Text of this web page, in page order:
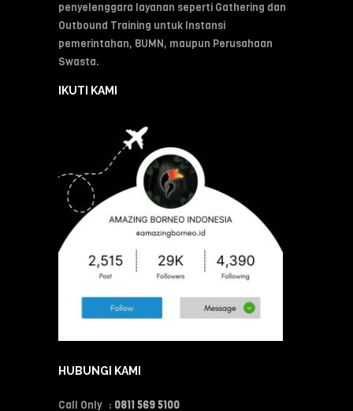
penyelenggara layanan seperti Gathering dan
Outbound Training untuk Instansi
pemerintahan, BUMN, maupun Perusahaan
Swasta.
IKUTI KAMI
HUBUNGI KAMI
Call Only : 0811 569 5100